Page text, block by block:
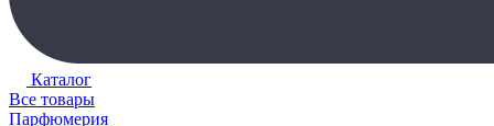
Каталог
Все товары
Парфюмерия